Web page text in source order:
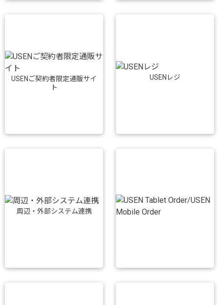
USENご契約者限定通販サイ
ト
USENレジ
周辺・外部システム連携